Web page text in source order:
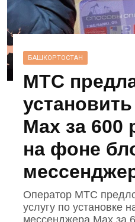
БАШКОРТОСТАН
МТС
установить
Max за 600
на фоне
Оператор МТС
услугу по установке